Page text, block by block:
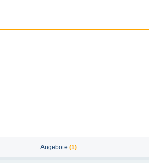
Angebote (1)